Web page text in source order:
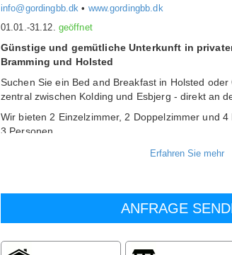
info@gordingbb.dk • www.gordingbb.dk
01.01.-31.12. geöffnet
Günstige und gemütliche Unterkunft in
Bramming und Holsted
Suchen Sie ein Bed and Breakfast in Holsted
zentral zwischen Kolding und Esbjerg - direkt an
Wir bieten 2 Einzelzimmer, 2 Doppelzimmer und
3 Personen.
Bei uns haben Sie eine eigene Küche und immer
viel Platz für Kinder zum Spielen.
und Bäckerei.